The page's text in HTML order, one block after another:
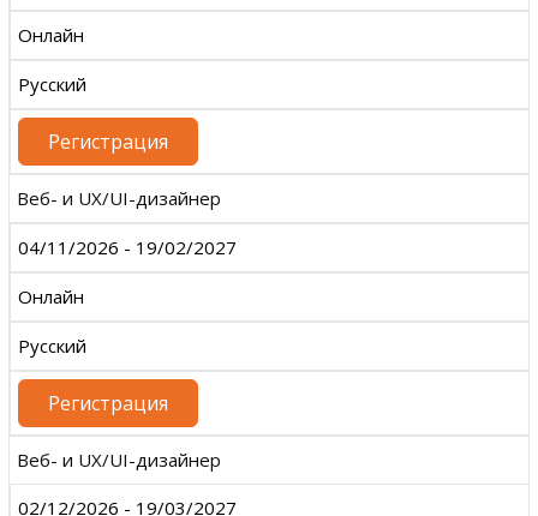
Онлайн
Русский
Регистрация
Веб- и UX/UI-дизайнер
04/11/2026 - 19/02/2027
Онлайн
Русский
Регистрация
Веб- и UX/UI-дизайнер
02/12/2026 - 19/03/2027